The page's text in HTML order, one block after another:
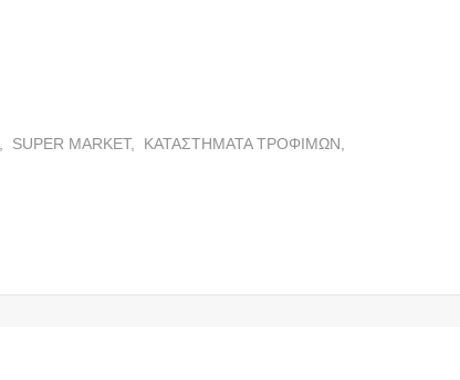
SUPER MARKET,
ΚΑΤΑΣΤΗΜΑΤΑ ΤΡΟΦΙΜΩΝ,